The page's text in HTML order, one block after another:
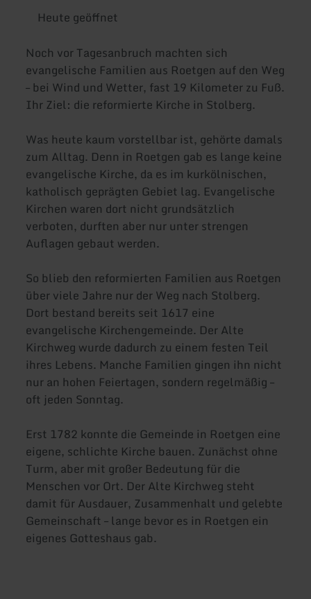
Heute geöffnet
Noch vor Tagesanbruch machten sich
evangelische Familien aus Roetgen auf den Weg
– bei Wind und Wetter, fast 19 Kilometer zu Fuß.
Ihr Ziel: die reformierte Kirche in Stolberg.
Was heute kaum vorstellbar ist, gehörte damals
zum Alltag. Denn in Roetgen gab es lange keine
evangelische Kirche, da es im kurkölnischen,
katholisch geprägten Gebiet lag. Evangelische
Kirchen waren dort nicht grundsätzlich
verboten, durften aber nur unter strengen
Auflagen gebaut werden.
So blieb den reformierten Familien aus Roetgen
über viele Jahre nur der Weg nach Stolberg.
Dort bestand bereits seit 1617 eine
evangelische Kirchengemeinde. Der Alte
Kirchweg wurde dadurch zu einem festen Teil
ihres Lebens. Manche Familien gingen ihn nicht
nur an hohen Feiertagen, sondern regelmäßig –
oft jeden Sonntag.
Erst 1782 konnte die Gemeinde in Roetgen eine
eigene, schlichte Kirche bauen. Zunächst ohne
Turm, aber mit großer Bedeutung für die
Menschen vor Ort. Der Alte Kirchweg steht
damit für Ausdauer, Zusammenhalt und gelebte
Gemeinschaft – lange bevor es in Roetgen ein
eigenes Gotteshaus gab.